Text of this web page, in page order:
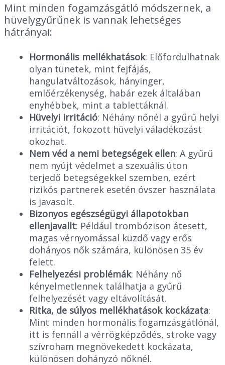
Mint minden fogamzásgátló módszernek, a
hüvelygyűrűnek is vannak lehetséges
hátrányai:
Hormonális mellékhatások: Előfordulhatnak
olyan tünetek, mint fejfájás,
hangulatváltozások, hányinger,
emlőérzékenység, habár ezek általában
enyhébbek, mint a tablettáknál.
Hüvelyi irritáció: Néhány nőnél a gyűrű helyi
irritációt, fokozott hüvelyi váladékozást
okozhat.
Nem véd a nemi betegségek ellen: A gyűrű
nem nyújt védelmet a szexuális úton
terjedő betegségekkel szemben, ezért
rizikós partnerek esetén óvszer használata
is javasolt.
Bizonyos egészségügyi állapotokban
ellenjavallt: Például trombózison átesett,
magas vérnyomással küzdő vagy erős
dohányos nők számára, különösen 35 év
felett.
Felhelyezési problémák: Néhány nő
kényelmetlennek találhatja a gyűrű
felhelyezését vagy eltávolítását.
Ritka, de súlyos mellékhatások kockázata:
Mint minden hormonális fogamzásgátlónál,
itt is fennáll a vérrögképződés, stroke vagy
szívroham megnövekedett kockázata,
különösen dohányzó nőknél.